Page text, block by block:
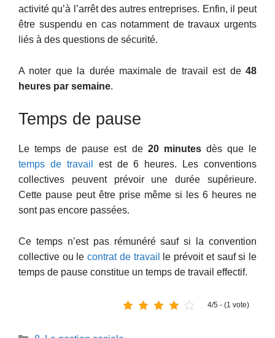
activité qu’à l’arrêt des autres entreprises. Enfin, il peut
être suspendu en cas notamment de travaux urgents
liés à des questions de sécurité.
A noter que la durée maximale de travail est de 48
heures par semaine.
Temps de pause
Le temps de pause est de20 minutesdès que le
temps de travail
est de 6 heures. Les conventions
collectives peuvent prévoir une durée supérieure.
Cette pause peut être prise même si les 6 heures ne
sont pas encore passées.
Ce temps n’est pas rémunéré sauf si la convention
collective ou lecontrat de travail
le prévoit et sauf si le
temps de pause constitue un temps de travail effectif.
4/5 - (1 vote)